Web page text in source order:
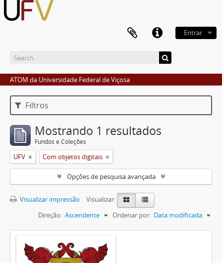
Entrar
ATOM da Universidade Federal de Viçosa
Filtros
Mostrando 1 resultados
Fundos e Coleções
UFV Com objetos digitais
Opções de pesquisa avançada
Visualizar impressão
Visualizar:
Ordenar por: Data modificada
Direção: Ascendente